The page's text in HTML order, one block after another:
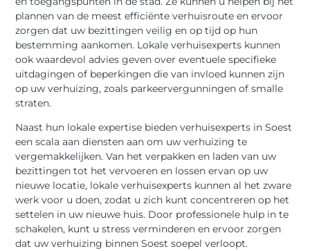
plannen van de meest efficiënte verhuisroute en ervoor
zorgen dat uw bezittingen veilig en op tijd op hun
bestemming aankomen. Lokale verhuisexperts kunnen
ook waardevol advies geven over eventuele specifieke
uitdagingen of beperkingen die van invloed kunnen zijn
op uw verhuizing, zoals parkeervergunningen of smalle
straten.
Naast hun lokale expertise bieden verhuisexperts in Soest
een scala aan diensten aan om uw verhuizing te
vergemakkelijken. Van het verpakken en laden van uw
bezittingen tot het vervoeren en lossen ervan op uw
nieuwe locatie, lokale verhuisexperts kunnen al het zware
werk voor u doen, zodat u zich kunt concentreren op het
settelen in uw nieuwe huis. Door professionele hulp in te
schakelen, kunt u stress verminderen en ervoor zorgen
dat uw verhuizing binnen Soest soepel verloopt.